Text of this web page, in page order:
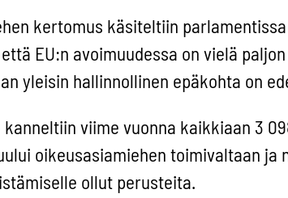
kertomus käsiteltiin
EU:n avoimuudessa on vielä
yleisin hallinnollinen epäkohta on
kanneltiin viime vuonna kaikkiaan 3
oikeusasiamiehen toimivaltaan ja
ollut perusteita.